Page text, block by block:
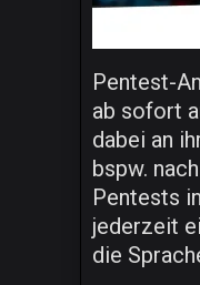
Pentest-
ab sofort
dabei an
bspw.
Pentests
jederzeit
die